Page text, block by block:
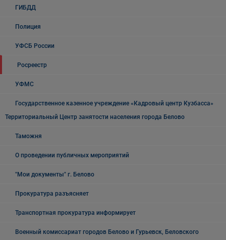
ГИБДД
Полиция
УФСБ России
Росреестр
УФМС
Государственное казенное учреждение «Кадровый центр Кузбасса»
Территориальный Центр занятости населения города Белово
Таможня
О проведении публичных мероприятий
"Мои документы" г. Белово
Прокуратура разъясняет
Транспортная прокуратура информирует
Военный комиссариат городов Белово и Гурьевск, Беловского